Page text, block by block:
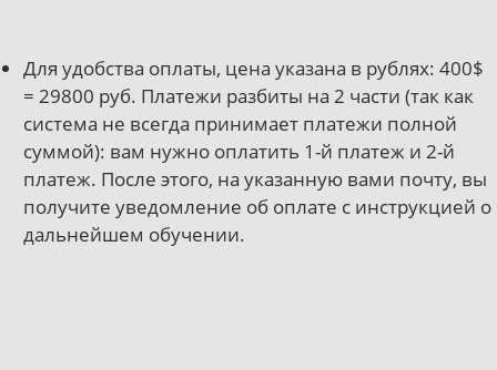
Для удобства оплаты, цена указана в рублях: 400$
= 29800 руб. Платежи разбиты на 2 части (так как
система не всегда принимает платежи полной
суммой): вам нужно оплатить 1-й платеж и 2-й
платеж. После этого, на указанную вами почту, вы
получите уведомление об оплате с инструкцией о
дальнейшем обучении.